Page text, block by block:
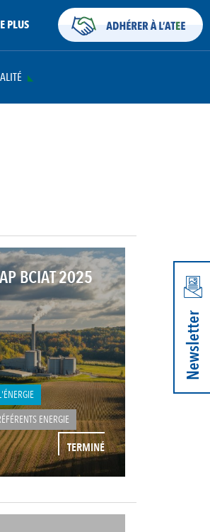
PLUS
BCIAT 2025
ENERGIE
TERMINÉ
Newsletter